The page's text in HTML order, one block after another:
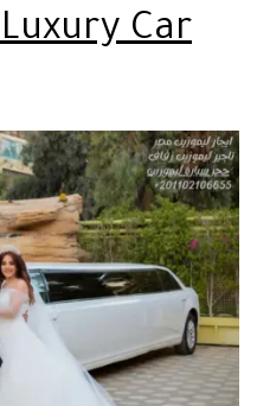
Luxury Car تبدأ من هنا!